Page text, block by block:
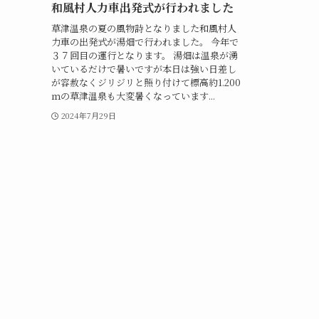
和風村人力車出発式が行われました
草津温泉の夏の風物詩となりました和風村人
力車の出発式が湯畑で行われました。 今年で
３７回目の運行となります。 湯畑は温泉が湧
いているだけで暑いですが本日は強い日差し
が容赦なくジリジリと照り付けて標高約1.200
ｍの草津温泉も大変暑くなっています...
2024年7月29日